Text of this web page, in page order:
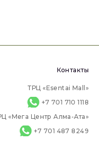
Контакты
ТРЦ «Esentai Mall»
+7 701 710 1118
«Мега Центр Алма-Ата»
+7 701 487 8249